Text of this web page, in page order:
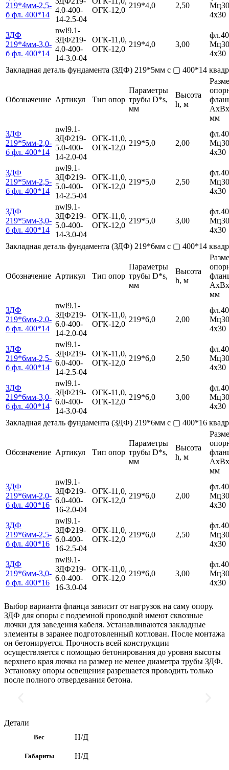
219*4мм-2,5-
б фл. 400*14
4.0-400-
14-2.5-04
ОГК-12,0
219*4,0 2,50
4х30
ЗДФ
219*4мм-3,0-
б фл. 400*14
nwl9.1-
ЗДФ219-
4.0-400-
14-3.0-04
ОГК-11,0,
ОГК-12,0
219*4,0 3,00
4х30
Закладная деталь фундамента (ЗДФ) 219*5мм с ▢ 400*14
Обозначение Артикул Тип опор
Параметры
трубы D*s,
мм
Высота
h, м
мм
ЗДФ
219*5мм-2,0-
б фл. 400*14
nwl9.1-
ЗДФ219-
5.0-400-
14-2.0-04
ОГК-11,0,
ОГК-12,0
219*5,0 2,00
4х30
ЗДФ
219*5мм-2,5-
б фл. 400*14
nwl9.1-
ЗДФ219-
5.0-400-
14-2.5-04
ОГК-11,0,
ОГК-12,0
219*5,0 2,50
4х30
ЗДФ
219*5мм-3,0-
б фл. 400*14
nwl9.1-
ЗДФ219-
5.0-400-
14-3.0-04
ОГК-11,0,
ОГК-12,0
219*5,0 3,00
4х30
Закладная деталь фундамента (ЗДФ) 219*6мм с ▢ 400*14
Обозначение Артикул Тип опор
Параметры
трубы D*s,
мм
Высота
h, м
мм
ЗДФ
219*6мм-2,0-
б фл. 400*14
nwl9.1-
ЗДФ219-
6.0-400-
14-2.0-04
ОГК-11,0,
ОГК-12,0
219*6,0 2,00
4х30
ЗДФ
219*6мм-2,5-
б фл. 400*14
nwl9.1-
ЗДФ219-
6.0-400-
14-2.5-04
ОГК-11,0,
ОГК-12,0
219*6,0 2,50
4х30
ЗДФ
219*6мм-3,0-
б фл. 400*14
nwl9.1-
ЗДФ219-
6.0-400-
14-3.0-04
ОГК-11,0,
ОГК-12,0
219*6,0 3,00
4х30
Закладная деталь фундамента (ЗДФ) 219*6мм с ▢ 400*16
Обозначение Артикул Тип опор
Параметры
трубы D*s,
мм
Высота
h, м
мм
ЗДФ
219*6мм-2,0-
б фл. 400*16
nwl9.1-
ЗДФ219-
6.0-400-
16-2.0-04
ОГК-11,0,
ОГК-12,0
219*6,0 2,00
4х30
ЗДФ
219*6мм-2,5-
б фл. 400*16
nwl9.1-
ЗДФ219-
6.0-400-
16-2.5-04
ОГК-11,0,
ОГК-12,0
219*6,0 2,50
4х30
ЗДФ
219*6мм-3,0-
б фл. 400*16
nwl9.1-
ЗДФ219-
6.0-400-
16-3.0-04
ОГК-11,0,
ОГК-12,0
219*6,0 3,00
4х30
Выбор варианта фланца зависит от нагрузок на саму опору.
ЗДФ для опоры с подземной проводкой имеют сквозные
лючки для заведения кабеля. Устанавливаются закладные
элементы в заранее подготовленный котлован. После монтажа
он бетонируется. Прочность всей конструкции
осуществляется с помощью бетонирования до уровня высоты
верхнего края лючка на размер не менее диаметра трубы ЗДФ.
Установку опоры освещения разрешается проводить только
после полного отвердевания бетона.
Детали
Вес Н/Д
Габариты Н/Д